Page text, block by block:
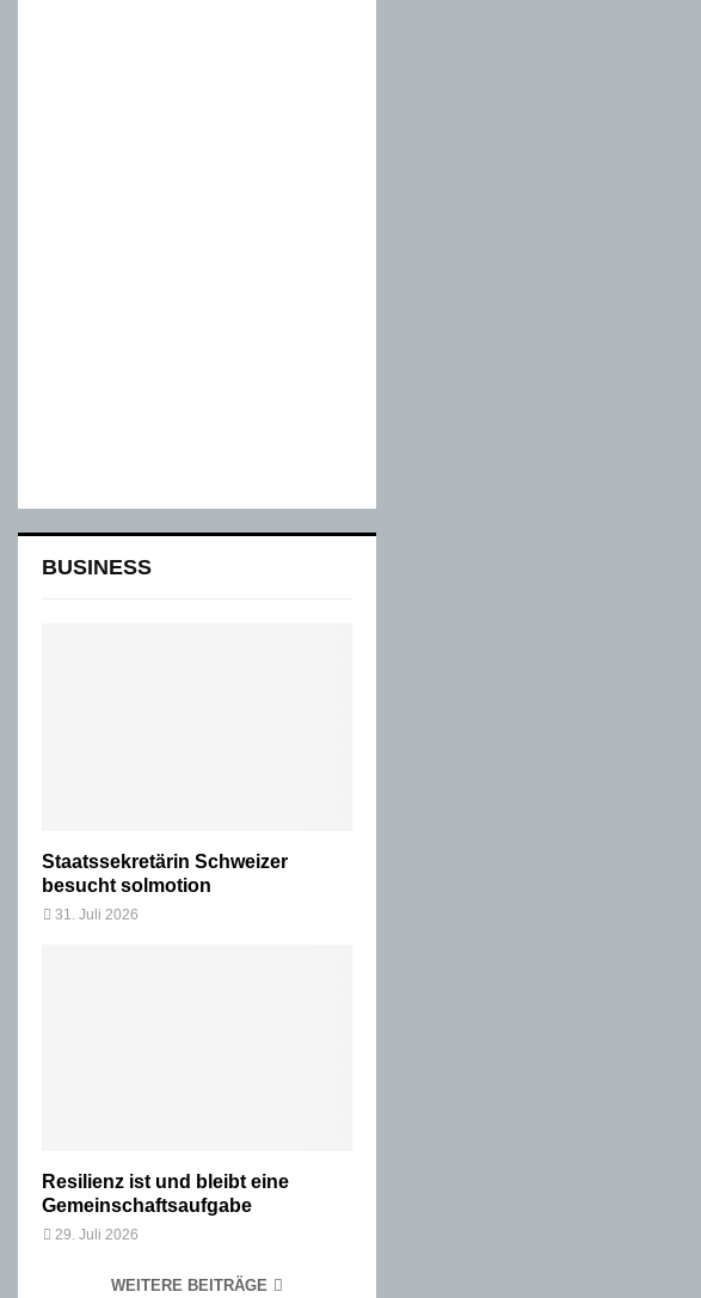
BUSINESS
Staatssekretärin Schweizer
besucht solmotion
31. Juli 2026
Resilienz ist und bleibt eine
Gemeinschaftsaufgabe
29. Juli 2026
WEITERE BEITRÄGE